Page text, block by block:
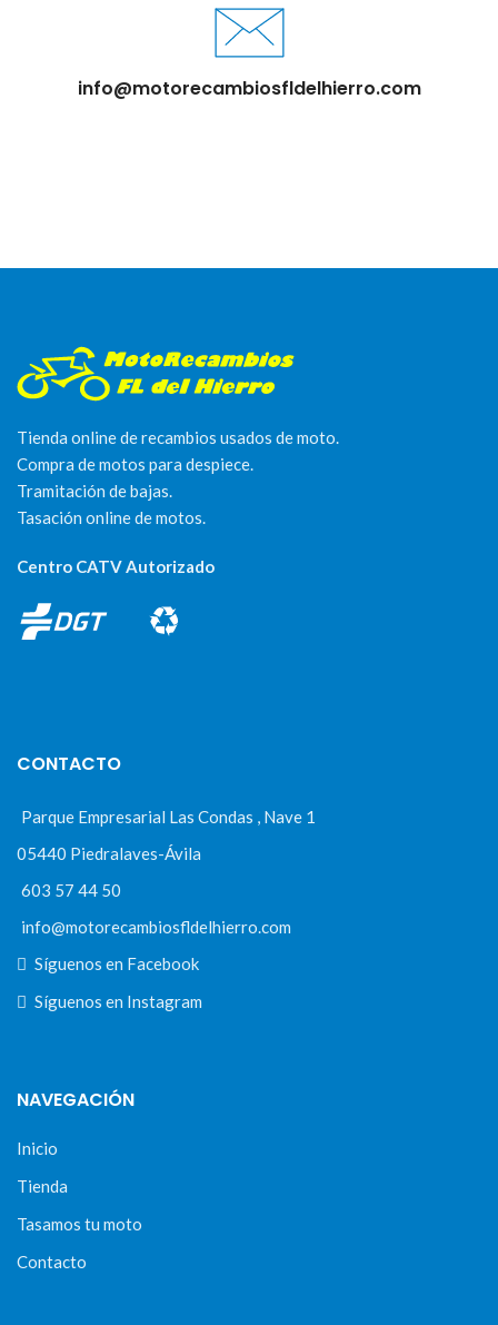
info@motorecambiosfldelhierro.com
Tienda online de recambios usados de moto.
Compra de motos para despiece.
Tramitación de bajas.
Tasación online de motos.
Centro CATV Autorizado
CONTACTO
Parque Empresarial Las Condas , Nave 1
05440 Piedralaves-Ávila
603 57 44 50
info@motorecambiosfldelhierro.com
Síguenos en Facebook
Síguenos en Instagram
NAVEGACIÓN
Inicio
Tienda
Tasamos tu moto
Contacto